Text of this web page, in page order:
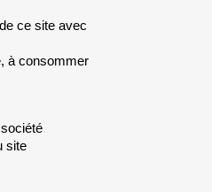
ce site avec
à consommer
site